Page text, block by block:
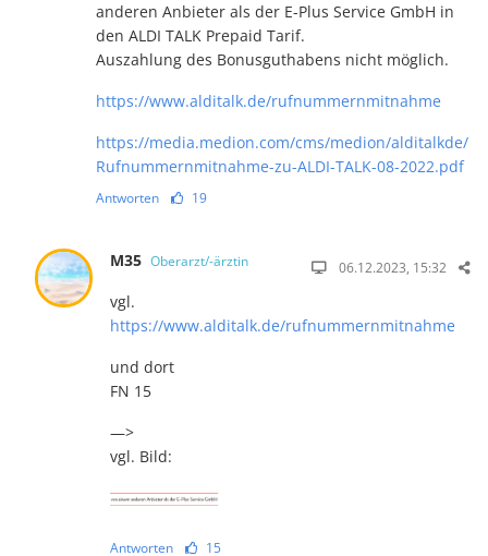
anderen Anbieter als der E-Plus Service GmbH in
den ALDI TALK Prepaid Tarif.
Auszahlung des Bonusguthabens nicht möglich.
https://www.alditalk.de/rufnummernmitnahme
https://media.medion.com/cms/medion/alditalkde/
Rufnummernmitnahme-zu-ALDI-TALK-08-2022.pdf
Antworten 19
M35 Oberarzt/-ärztin 06.12.2023, 15:32
vgl.
https://www.alditalk.de/rufnummernmitnahme
und dort
FN 15
—>
vgl. Bild:
Antworten 15